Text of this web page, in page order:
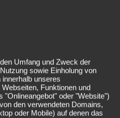
gegen Bayer
mit 1:5
durch Thorgan
und in die
Problemen nicht
bleibt er auch
dagegen Raul
Umfang und Zweck der
sowie Einholung von
unseres
Funktionen und
"Onlineangebot" oder "Website")
den verwendeten Domains,
oder Mobile) auf denen das